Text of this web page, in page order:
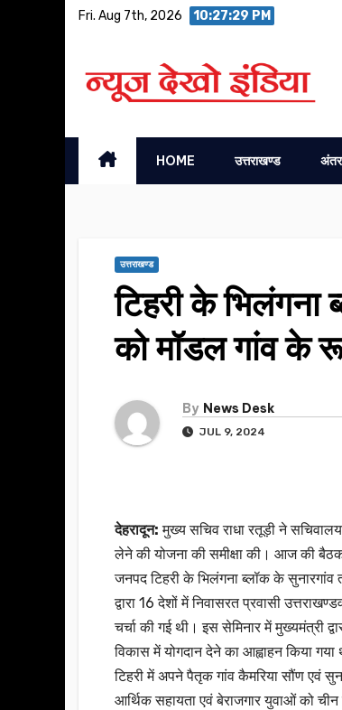
Fri. Aug 7th, 2026 10:27:30 PM
HOME उत्तराखण्ड अंतर
उत्तराखण्ड
टिहरी के भिलंगना
को मॉडल गांव के
By News Desk
JUL 9, 2024
देहरादून: मुख्य सचिव राधा रतूड़ी ने सचिवालय
लेने की योजना की समीक्षा की। आज की बैठक
जनपद टिहरी के भिलंगना ब्लॉक के सुनारगांव
द्वारा 16 देशों में निवासरत प्रवासी
चर्चा की गई थी। इस सेमिनार में मुख्यमंत्री
विकास में योगदान देने का आह्वाहन किया
टिहरी में अपने पैतृक गांव कैमरिया सौंण एवं
आर्थिक सहायता एवं बेराजगार युवाओं को